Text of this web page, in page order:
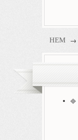
HEM →